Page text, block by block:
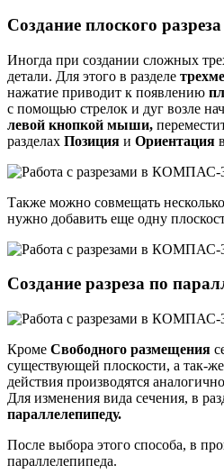
Создание плоского разреза
Иногда при создании сложных
детали. Для этого в разделе
нажатие приводит к появлению
с помощью стрелок и дуг возле
левой кнопкой мыши,
разделах Позиция и Ориентация
Также можно совмещать
нужно добавить еще одну
Создание разреза по
Кроме Свободного размещения
существующей плоскости, а так-же
действия производятся
Для изменения вида сечения, в
параллелепипеду.
После выбора этого способа, в
параллелепипеда.